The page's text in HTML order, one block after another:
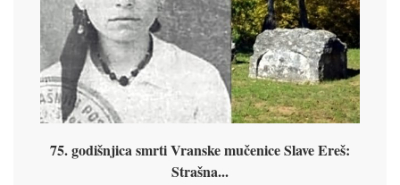
75. godišnjica smrti Vranske mučenice Slave Ereš:
Strašna...